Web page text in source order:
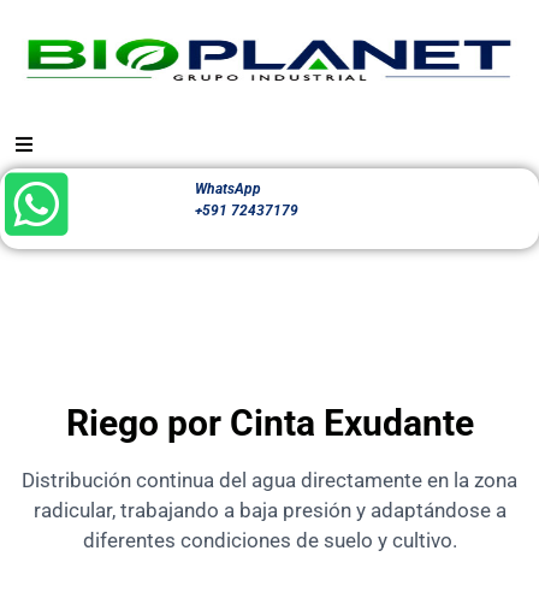
WhatsApp
+591 72437179
Riego por Cinta Exudante
Distribución continua del agua directamente en la zona
radicular, trabajando a baja presión y adaptándose a
diferentes condiciones de suelo y cultivo.